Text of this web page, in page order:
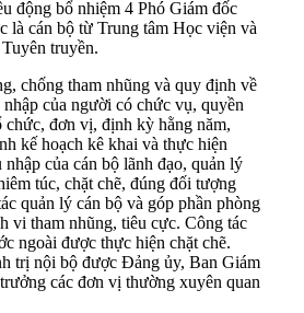
động bổ nhiệm 4 Phó Giám đốc
là cán bộ từ Trung tâm Học viện và
truyền.
chống tham nhũng và quy định về
nhập của người có chức vụ, quyền
chức, đơn vị, định kỳ hằng năm,
kế hoạch kê khai và thực hiện
của cán bộ lãnh đạo, quản lý
túc, chặt chẽ, đúng đối tượng
quản lý cán bộ và góp phần phòng
vi tham nhũng, tiêu cực. Công tác
ngoài được thực hiện chặt chẽ.
trị nội bộ được Đảng ủy, Ban Giám
các đơn vị thường xuyên quan